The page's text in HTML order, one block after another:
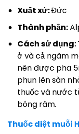
Xuất xứ:Đức
Thành phần:
Cách sử dụng:
ở và cả ngâm
nên được pha
phun lên sàn
thuốc và nước
bóng râm.
Thuốc diệt muỗi